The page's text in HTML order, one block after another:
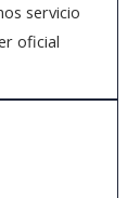
servicio
oficial